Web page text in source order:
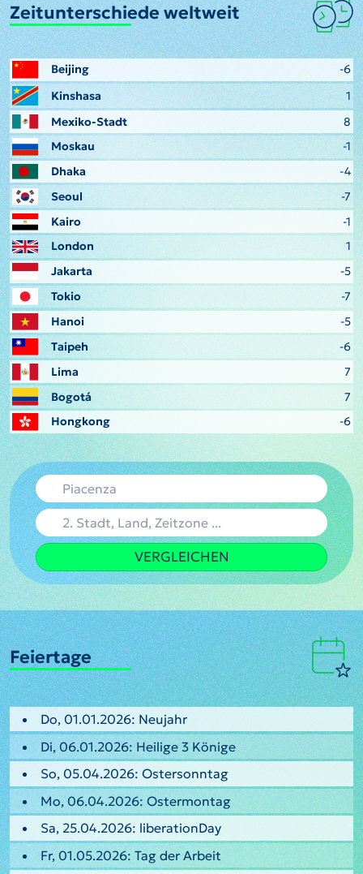
Zeitunterschiede weltweit
Beijing
-6
Kinshasa
1
Mexiko-Stadt
8
Moskau
-1
Dhaka
-4
Seoul
-7
Kairo
-1
London
1
Jakarta
-5
Tokio
-7
Hanoi
-5
Taipeh
-6
Lima
7
Bogotá
7
Hongkong
-6
VERGLEICHEN
Feiertage
Do, 01.01.2026: Neujahr
Di, 06.01.2026: Heilige 3 Könige
So, 05.04.2026: Ostersonntag
Mo, 06.04.2026: Ostermontag
Sa, 25.04.2026: liberationDay
Fr, 01.05.2026: Tag der Arbeit